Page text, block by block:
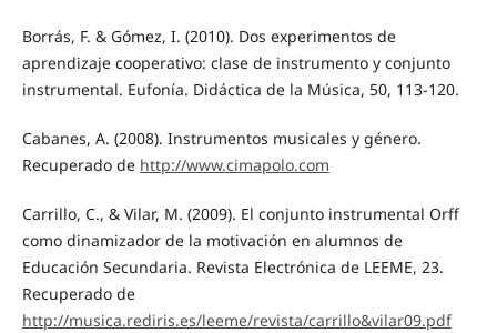
Borrás, F. & Gómez, I. (2010). Dos experimentos de
aprendizaje cooperativo: clase de instrumento y conjunto
instrumental. Eufonía. Didáctica de la Música, 50, 113-120.
Cabanes, A. (2008). Instrumentos musicales y género.
Recuperado de http://www.cimapolo.com
Carrillo, C., & Vilar, M. (2009). El conjunto instrumental Orff
como dinamizador de la motivación en alumnos de
Educación Secundaria. Revista Electrónica de LEEME, 23.
Recuperado de
http://musica.rediris.es/leeme/revista/carrillo&vilar09.pdf